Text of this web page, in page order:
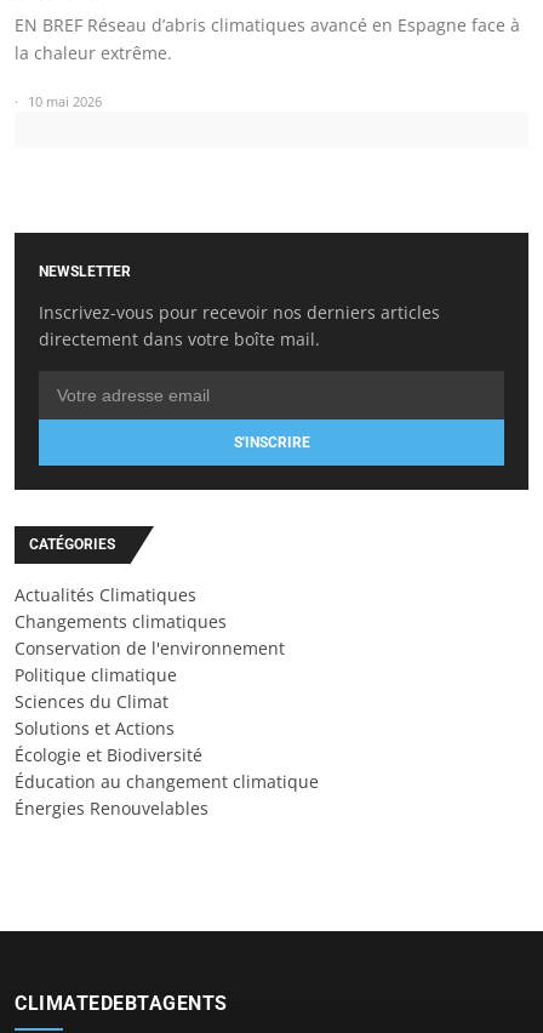
EN BREF Réseau d’abris climatiques avancé en Espagne face à
la chaleur extrême.
10 mai 2026
NEWSLETTER
Inscrivez-vous pour recevoir nos derniers articles
directement dans votre boîte mail.
S'INSCRIRE
CATÉGORIES
Actualités Climatiques
Changements climatiques
Conservation de l'environnement
Politique climatique
Sciences du Climat
Solutions et Actions
Écologie et Biodiversité
Éducation au changement climatique
Énergies Renouvelables
CLIMATEDEBTAGENTS